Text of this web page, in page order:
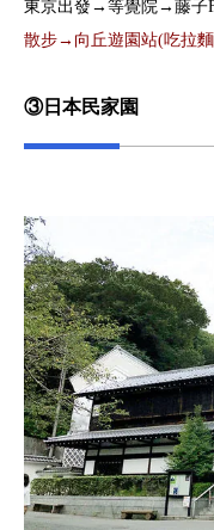
東京出發→等覺院→藤子
散步→向丘遊園站(吃拉
③日本民家園